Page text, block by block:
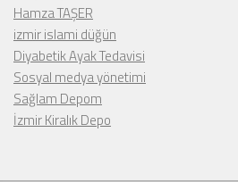
Hamza TAŞER
izmir islami düğün
Diyabetik Ayak Tedavisi
Sosyal medya yönetimi
Sağlam Depom
İzmir Kiralık Depo